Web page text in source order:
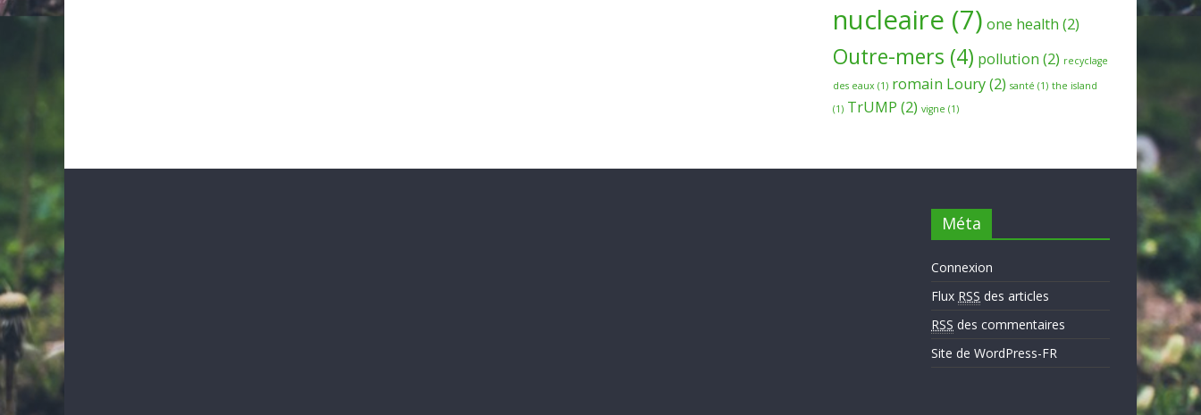
nucleaire (7) one health (2)
Outre-mers (4) pollution (2) recyclage
des eaux (1) romain Loury(2) santé (1) the island
(1) TrUMP (2) vigne (1)
Méta
Connexion
Flux RSS des articles
RSS des commentaires
Site de WordPress-FR